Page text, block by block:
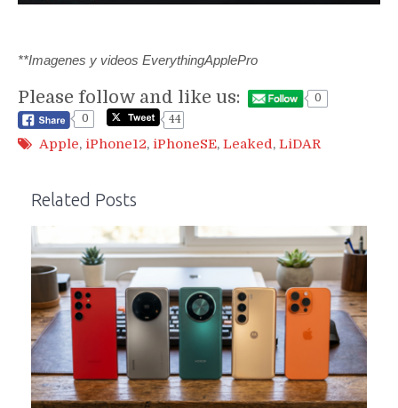
**Imagenes y videos EverythingApplePro
Please follow and like us:
0
0
44
Apple, iPhone12, iPhoneSE, Leaked, LiDAR
Related Posts